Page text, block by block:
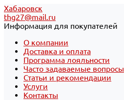
Хабаровск
thg27@mail.ru
Информация для покупателей
О компании
Доставка и оплата
Программа лояльности
Часто задаваемые вопросы
Статьи и рекомендации
Услуги
Контакты